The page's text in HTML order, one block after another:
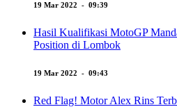
19 Mar 2022 - 09:39
Hasil Kualifikasi MotoGP
Position di Lombok
19 Mar 2022 - 09:43
Red Flag! Motor Alex Rins